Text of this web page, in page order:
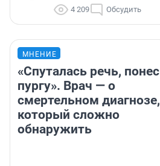
4 209 Обсудить
МНЕНИЕ
«Спуталась речь, понес
пургу». Врач — о
смертельном диагнозе,
который сложно
обнаружить